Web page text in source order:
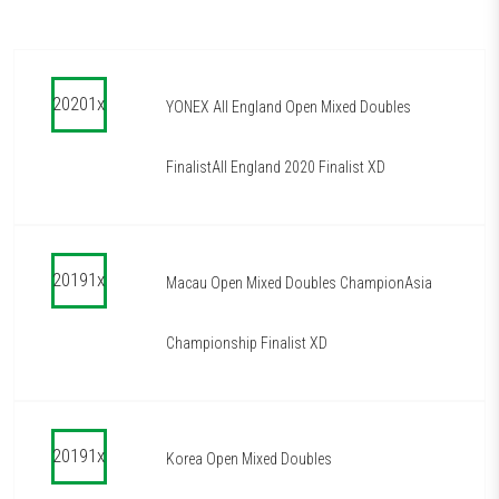
20201x YONEX All England Open Mixed Doubles
FinalistAll England 2020 Finalist XD
20191x Macau Open Mixed Doubles ChampionAsia
Championship Finalist XD
20191x Korea Open Mixed Doubles